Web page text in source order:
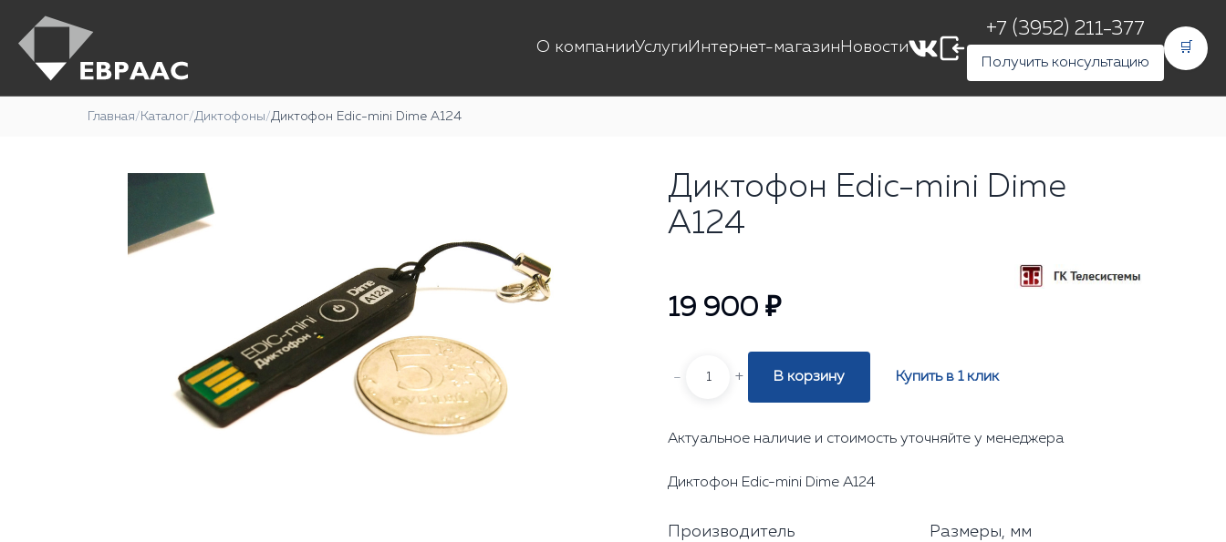
О компанииУслуги Интернет-магазин Новости
+7 (3952) 211-377
Получить консультацию
🛒
Главная/ Каталог/Диктофоны/Диктофон Edic-mini Dime А124
Диктофон Edic-mini Dime
А124
19 900 ₽
- + В корзину Купить в 1 клик
Актуальное наличие и стоимость уточняйте у менеджера
Диктофон Edic-mini Dime А124
Производитель
Размеры, мм